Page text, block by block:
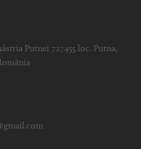
Putnei 727455 loc. Putna,